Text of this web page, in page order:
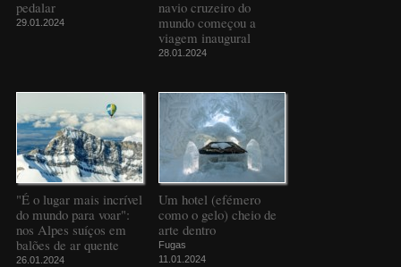
pedalar
29.01.2024
navio cruzeiro do
mundo começou a
viagem inaugural
28.01.2024
"É o lugar mais incrível
do mundo para voar":
nos Alpes suíços em
balões de ar quente
26.01.2024
Um hotel (efémero
como o gelo) cheio de
arte dentro
Fugas
11.01.2024